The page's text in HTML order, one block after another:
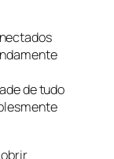
de tudo